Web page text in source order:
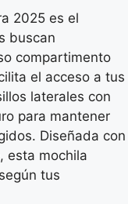
2025 es el
buscan
compartimento
el acceso a tus
laterales con
para mantener
Diseñada con
esta mochila
tus